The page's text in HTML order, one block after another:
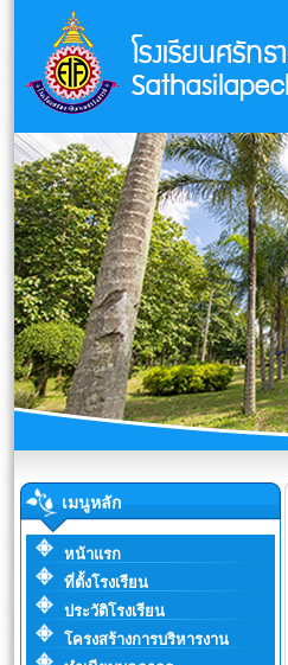
เมนูหลัก
หน้าแรก
ที่ตั้งโรงเรียน
ประวัติโรงเรียน
โครงสร้างการบริหารงาน